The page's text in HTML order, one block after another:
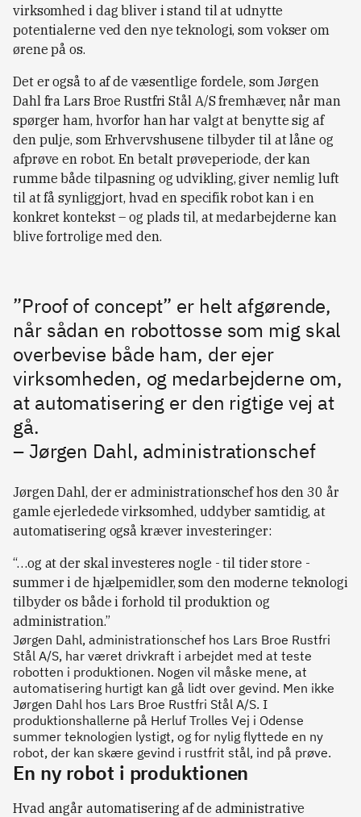
virksomhed i dag bliver i stand til at udnytte
potentialerne ved den nye teknologi, som vokser om
ørene på os.
Det er også to af de væsentlige fordele, som Jørgen
Dahl fra Lars Broe Rustfri Stål A/S fremhæver, når man
spørger ham, hvorfor han har valgt at benytte sig af
den pulje, som Erhvervshusene tilbyder til at låne og
afprøve en robot. En betalt prøveperiode, der kan
rumme både tilpasning og udvikling, giver nemlig luft
til at få synliggjort, hvad en specifik robot kan i en
konkret kontekst – og plads til, at medarbejderne kan
blive fortrolige med den.
”Proof of concept” er helt afgørende,
når sådan en robottosse som mig skal
overbevise både ham, der ejer
virksomheden, og medarbejderne om,
at automatisering er den rigtige vej at
gå.
– Jørgen Dahl, administrationschef
Jørgen Dahl, der er administrationschef hos den 30 år
gamle ejerledede virksomhed, uddyber samtidig, at
automatisering også kræver investeringer:
“…og at der skal investeres nogle - til tider store -
summer i de hjælpemidler, som den moderne teknologi
tilbyder os både i forhold til produktion og
administration.”
Jørgen Dahl, administrationschef hos Lars Broe Rustfri
Stål A/S, har været drivkraft i arbejdet med at teste
robotten i produktionen. Nogen vil måske mene, at
automatisering hurtigt kan gå lidt over gevind. Men ikke
Jørgen Dahl hos Lars Broe Rustfri Stål A/S. I
produktionshallerne på Herluf Trolles Vej i Odense
summer teknologien lystigt, og for nylig flyttede en ny
robot, der kan skære gevind i rustfrit stål, ind på prøve.
En ny robot i produktionen
Hvad angår automatisering af de administrative